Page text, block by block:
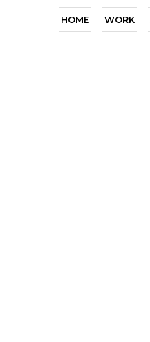
HOME WORK